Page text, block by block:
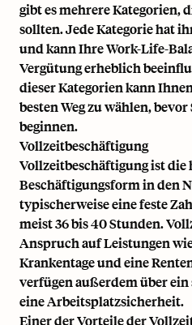
gibt es mehrere Kategorien,
sollten. Jede Kategorie hat
und kann Ihre Work-Life-
Vergütung erheblich
dieser Kategorien kann
besten Weg zu wählen,
beginnen.
Vollzeitbeschäftigung
Vollzeitbeschäftigung ist die
Beschäftigungsform in den
typischerweise eine feste
meist 36 bis 40 Stunden.
Anspruch auf Leistungen
Krankentage und eine
verfügen außerdem über
eine Arbeitsplatzsicherheit.
Einer der Vorteile der